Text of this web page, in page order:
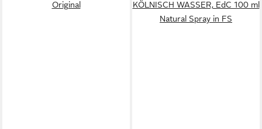
Original
KÖLNISCH WASSER, EdC 100 ml
Natural Spray in FS